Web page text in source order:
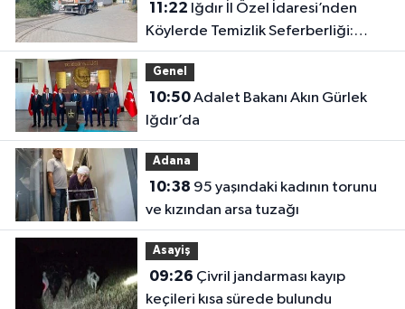
11:22
Köylerde Temizlik Seferberliği:
“Daha Yaşanabilir Çevre İçin
Sahadayız”
Genel
10:50Adalet Bakanı Akın Gürlek
Iğdır’da
Adana
10:38
ve kızından arsa tuzağı
Asayiş
09:26
keçileri kısa sürede bulundu